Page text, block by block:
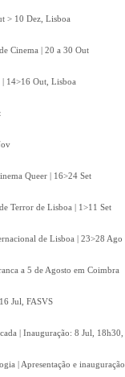
> 10 Dez, Lisboa
Cinema | 20 a 30 Out
| 14>16 Out, Lisboa
Queer | 16>24 Set
Terror de Lisboa | 1>11 Set
de Lisboa | 23>28 Ago
a 5 de Agosto em Coimbra
Jul, FASVS
| Inauguração: 8 Jul,
| Apresentação e